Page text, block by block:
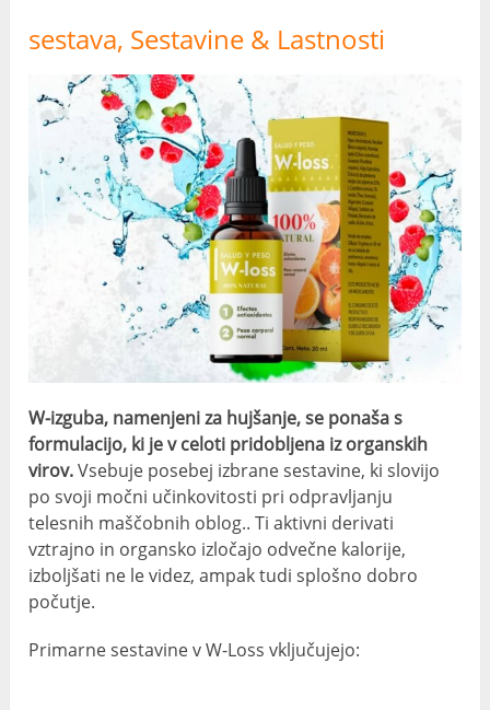
sestava, Sestavine & Lastnosti
W-izguba, namenjeni za hujšanje, se ponaša s
formulacijo, ki je v celoti pridobljena iz organskih
virov.Vsebuje posebej izbrane sestavine, ki slovijo
po svoji močni učinkovitosti pri odpravljanju
telesnih maščobnih oblog.. Ti aktivni derivati ​​
vztrajno in organsko izločajo odvečne kalorije,
izboljšati ne le videz, ampak tudi splošno dobro
počutje.
Primarne sestavine v W-Loss vključujejo: